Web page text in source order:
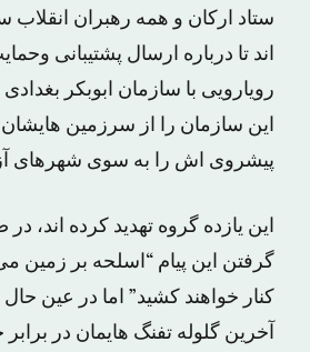
ستاد ارکان و همه رهبران انقلاب
اند تا درباره ارسال پشتیبانی
رویارویی با سازمان ابوبکر بغدادی
این سازمان را از سرزمین
پیشروی اش را به سوی شهرهای
این یازده گروه تهدید کرده اند،
گرفتن این پیام “اسلحه بر زمین
کنار خواهند کشید” اما در عین حال
آخرین گلوله تفنگ هایمان در